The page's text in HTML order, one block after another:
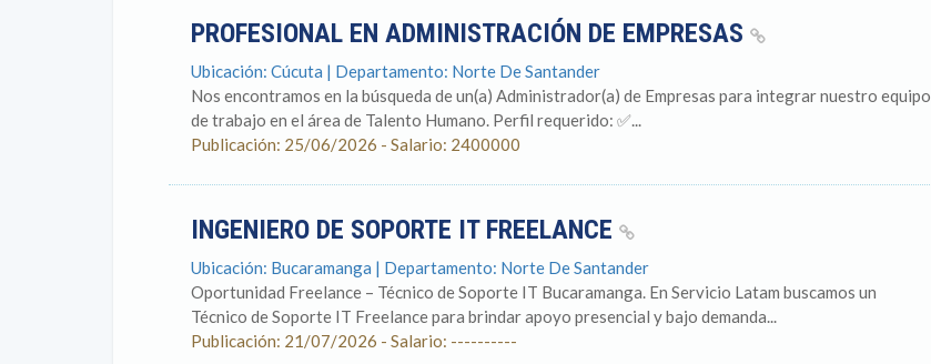
PROFESIONAL EN ADMINISTRACIÓN DE EMPRESAS
Ubicación: Cúcuta | Departamento: Norte De Santander
Nos encontramos en la búsqueda de un(a) Administrador(a) de Empresas para integrar nuestro equipo
de trabajo en el área de Talento Humano. Perfil requerido: ✅...
Publicación: 25/06/2026 - Salario: 2400000
INGENIERO DE SOPORTE IT FREELANCE
Ubicación: Bucaramanga | Departamento: Norte De Santander
Oportunidad Freelance – Técnico de Soporte IT Bucaramanga. En Servicio Latam buscamos un
Técnico de Soporte IT Freelance para brindar apoyo presencial y bajo demanda...
Publicación: 21/07/2026 - Salario: ----------